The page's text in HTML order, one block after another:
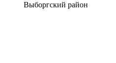
Выборгский район